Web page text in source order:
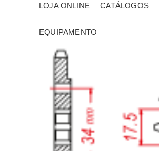
LOJA ONLINE CATÁLOGOS
EQUIPAMENTO